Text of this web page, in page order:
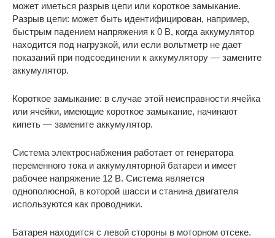
может иметься разрыв цепи или короткое замыкание.
Разрыв цепи: может быть идентифицирован, например,
быстрым падением напряжения к 0 В, когда аккумулятор
находится под нагрузкой, или если вольтметр не дает
показаний при подсоединении к аккумулятору — замените
аккумулятор.
Короткое замыкание: в случае этой неисправности ячейка
или ячейки, имеющие короткое замыкание, начинают
кипеть — замените аккумулятор.
Система электроснабжения работает от генератора
переменного тока и аккумуляторной батареи и имеет
рабочее напряжение 12 В. Система является
однополюсной, в которой шасси и станина двигателя
используются как проводники.
Батарея находится с левой стороны в моторном отсеке.